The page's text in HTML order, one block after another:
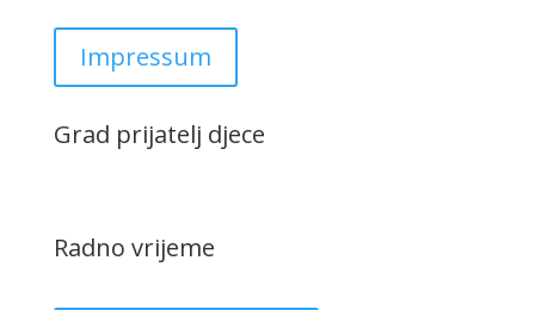
Impressum
Grad prijatelj djece
Radno vrijeme